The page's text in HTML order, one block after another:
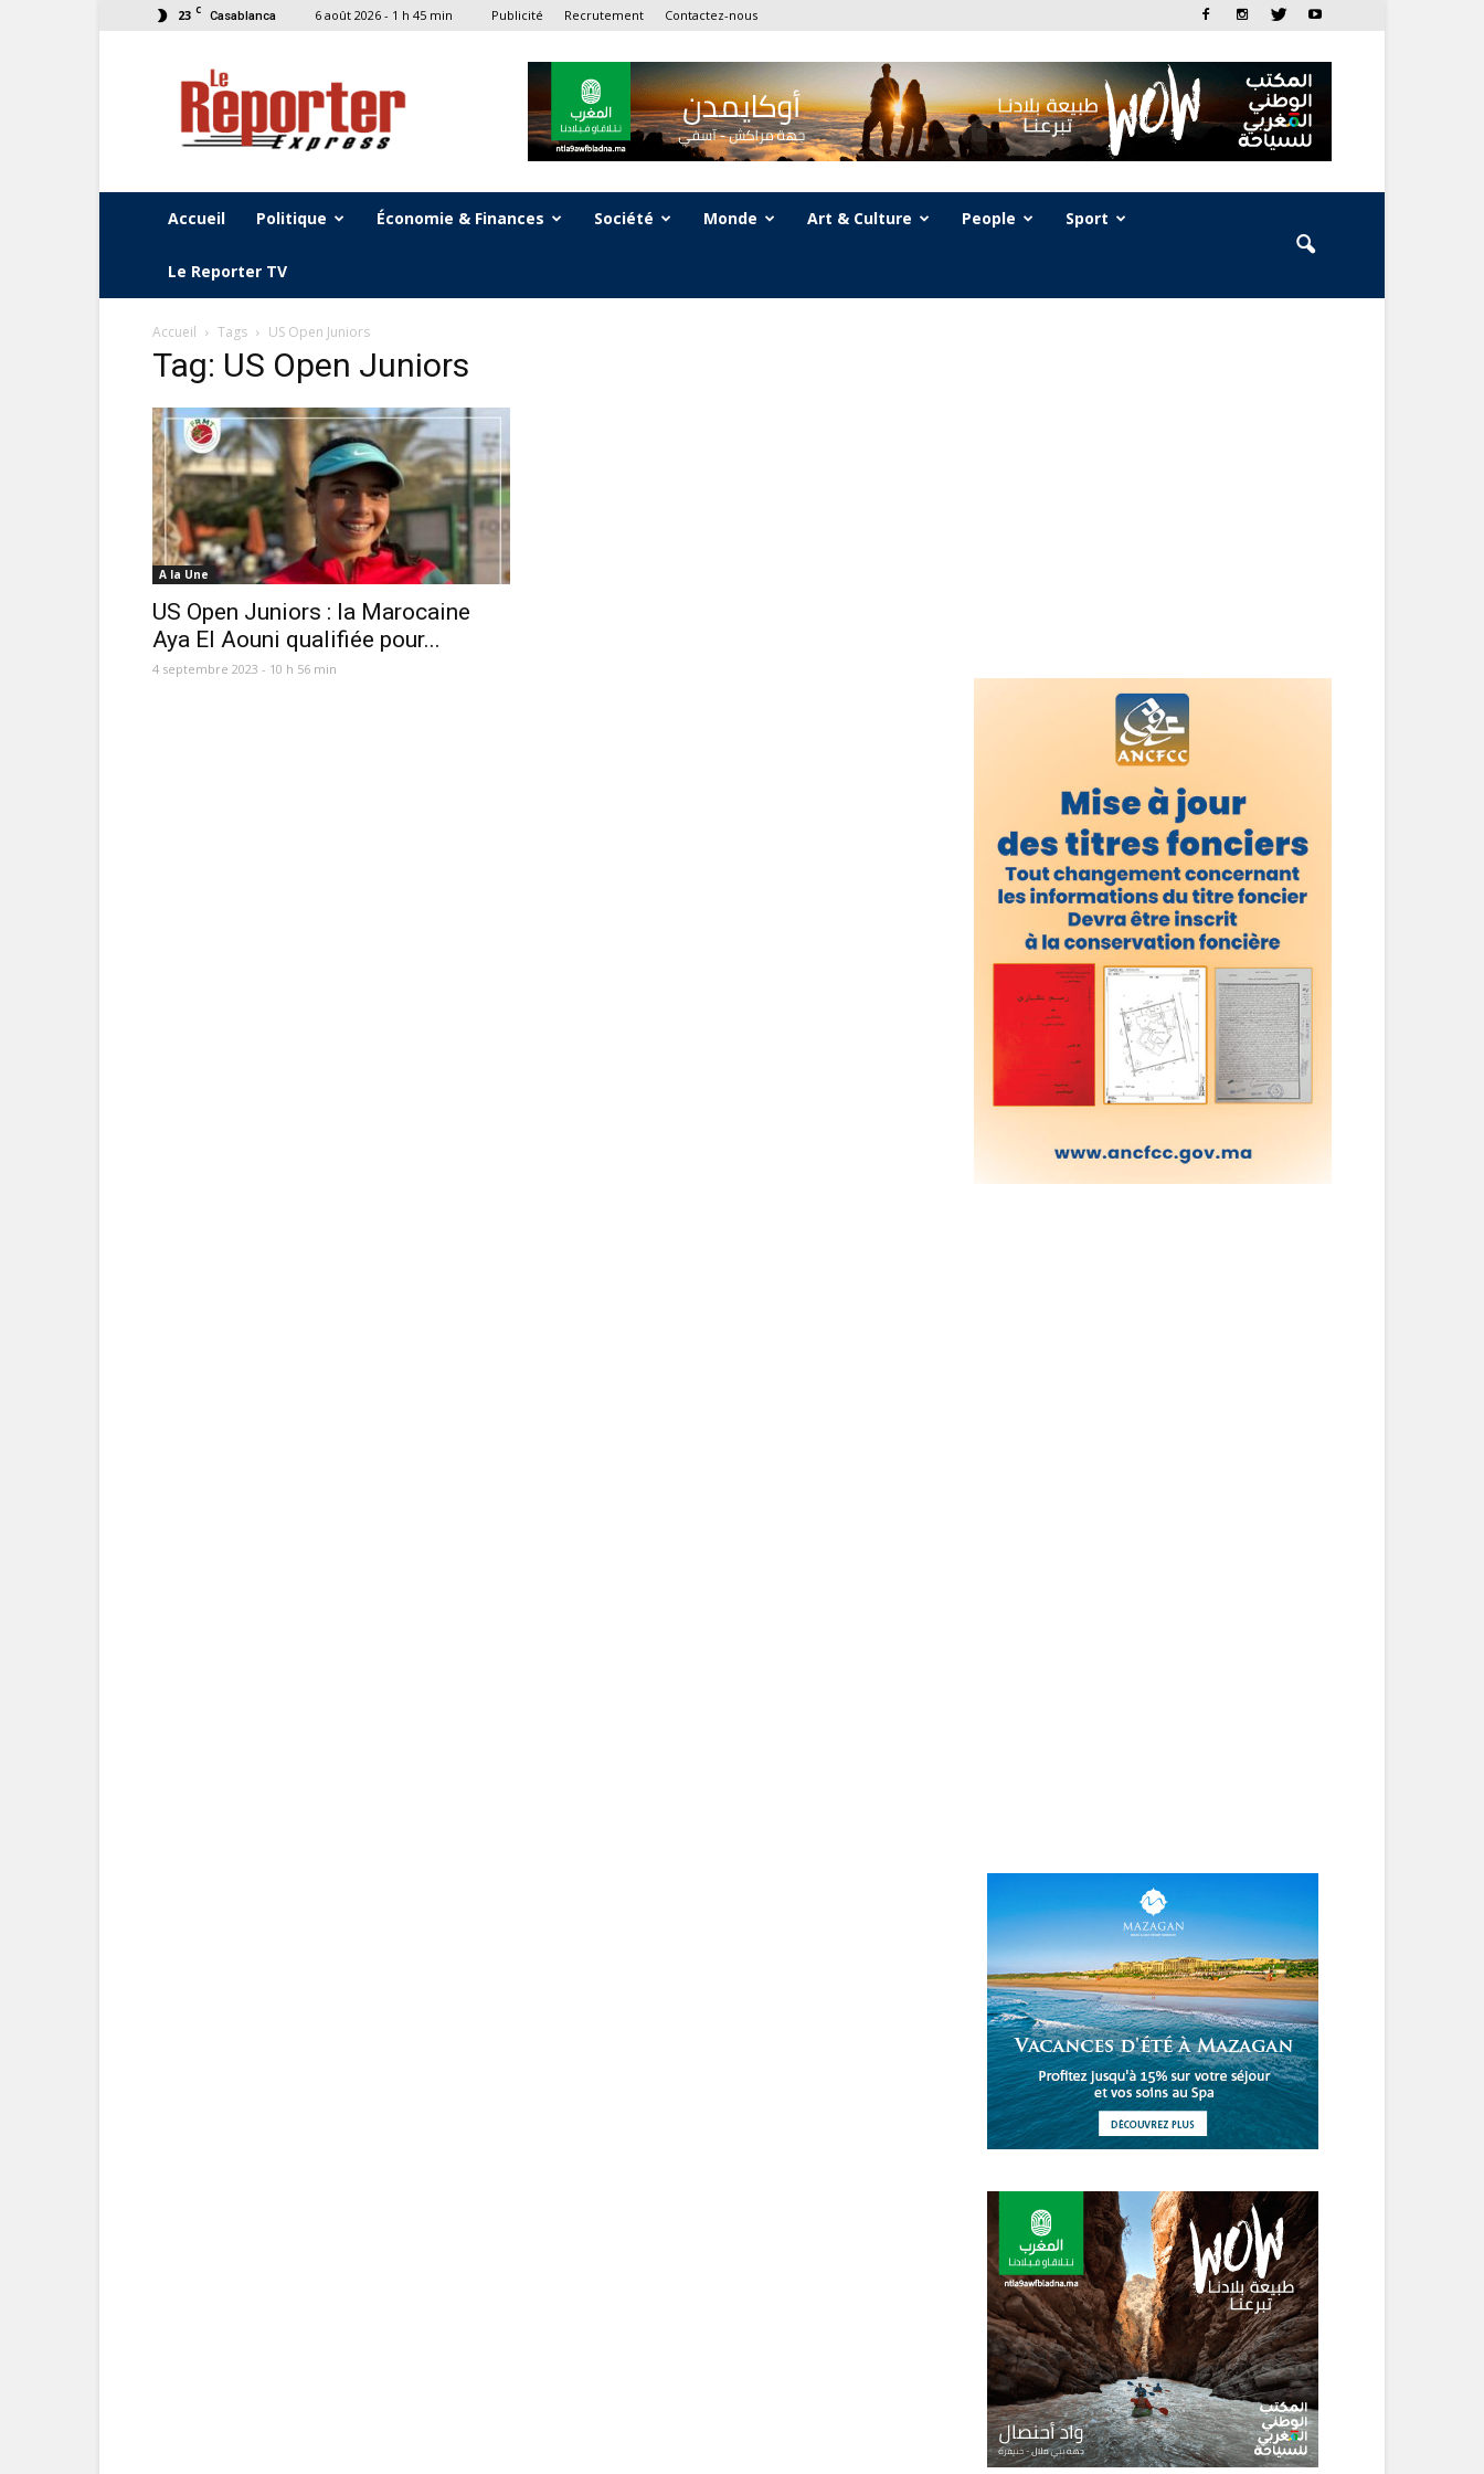
23 C Casablanca 6 août 2026 - 1 h 45 min Publicité Recrutement Contactez-nous
Le
Reporter
Express
Accueil Politique Économie & Finances Société Monde Art & Culture People Sport
Le Reporter TV
Accueil Tags US Open Juniors
Tag: US Open Juniors
A la Une
US Open Juniors : la Marocaine
Aya El Aouni qualifiée pour...
4 septembre 2023 - 10 h 56 min